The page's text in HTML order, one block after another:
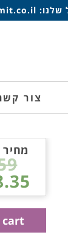
שלנו:
צור
cart